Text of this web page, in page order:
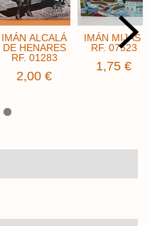
IMÁN ALCALÁ
DE HENARES
RF. 01283
2,00 €
IMÁN MIJAS ​
RF. 07523
1,75 €